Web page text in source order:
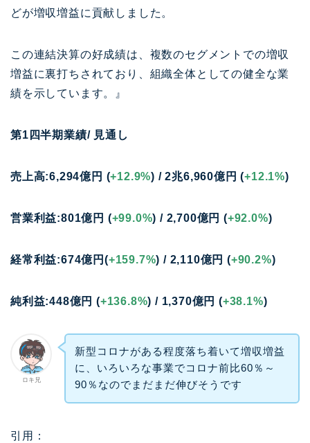
どが増収増益に貢献しました。
この連結決算の好成績は、複数のセグメントでの増収
増益に裏打ちされており、組織全体としての健全な業
績を示しています。』
第1四半期業績/ 見通し
売上高:6,294億円 (+12.9%) / 2兆6,960億円 (+12.1%)
営業利益:801億円 (+99.0%) / 2,700億円 (+92.0%)
経常利益:674億円(+159.7%) / 2,110億円 (+90.2%)
純利益:448億円 (+136.8%) / 1,370億円 (+38.1%)
ロキ兄
新型コロナがある程度落ち着いて増収増益
に、いろいろな事業でコロナ前比60％～
90％なのでまだまだ伸びそうです
引用：